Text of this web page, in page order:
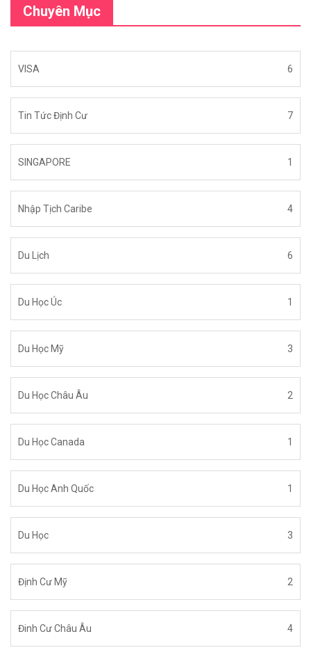
Chuyên Mục
VISA 6
Tin Tức Định Cư 7
SINGAPORE 1
Nhập Tịch Caribe 4
Du Lịch 6
Du Học Úc 1
Du Học Mỹ 3
Du Học Châu Âu 2
Du Học Canada 1
Du Học Anh Quốc 1
Du Học 3
Định Cư Mỹ 2
Đinh Cư Châu Âu 4